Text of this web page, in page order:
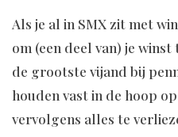
Als je al in SMX zit met
om (een deel van) je
de grootste vijand bij
houden vast in de hoop
vervolgens alles te